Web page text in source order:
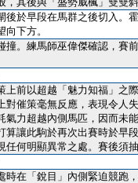
後於早段在馬群之後切入。
向下方。
撞。練馬師巫偉傑確認，賽
上前以超越「魅力知福」之
對催策毫無反應，表現令人
氣力超越內側馬匹，因而未
算讓此駒於再次出賽時於早
任何明顯異常之處。賽後須抽
時在「銳目」內側緊迫競跑